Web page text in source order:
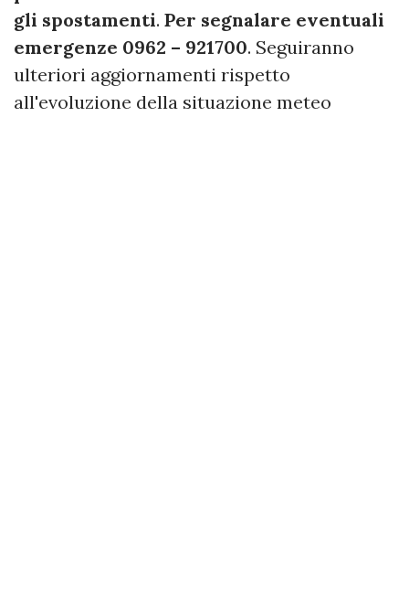
gli spostamenti. Per segnalare eventuali
emergenze 0962 – 921700. Seguiranno
ulteriori aggiornamenti rispetto
all'evoluzione della situazione meteo